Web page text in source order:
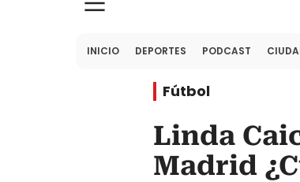
INICIO DEPORTES PODCAST
Fútbol
Linda
Madrid